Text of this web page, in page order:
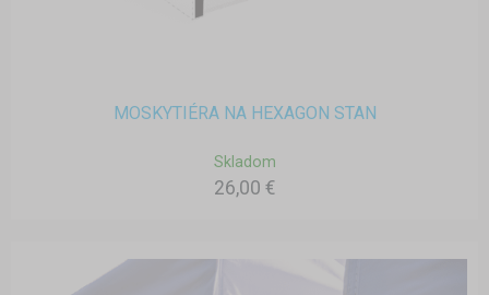
MOSKYTIÉRA NA HEXAGON STAN
Skladom
26,00 €